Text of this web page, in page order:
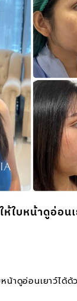
ใบหน้าดูอ่อน
น้าดูอ่อนเยาว์ได้ด้